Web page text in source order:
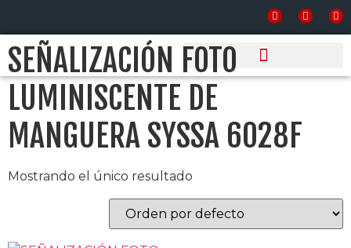
LUMINISCENTE DE MANGUERA SYSSA 6028F”
SEÑALIZACIÓN FOTO
LUMINISCENTE DE
MANGUERA SYSSA 6028F
Mostrando el único resultado